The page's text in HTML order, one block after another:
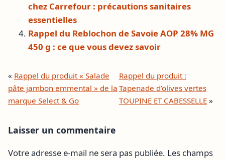
chez Carrefour : précautions sanitaires
essentielles
Rappel du Reblochon de Savoie AOP 28% MG
450 g : ce que vous devez savoir
« Rappel du produit « Salade
pâte jambon emmental » de la
marque Select & Go
Rappel du produit :
Tapenade d’olives vertes
TOUPINE ET CABESSELLE»
Laisser un commentaire
Votre adresse e-mail ne sera pas publiée. Les champs